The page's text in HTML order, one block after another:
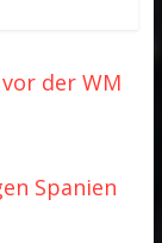
der WM
Spanien